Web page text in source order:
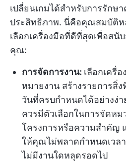
เปลี่ยนเกมได้สำหรับการรักษ
ประสิทธิภาพ. นี่คือคุณสมบัติ
เลือกเครื่องมือที่ดีที่สุดเพื่อสนั
คุณ:
การจัดการงาน: เลือกเครื่
หมายงาน สร้างรายการสิ่
วันที่ครบกำหนดได้อย่างง่า
ควรมีตัวเลือกในการจัดห
โครงการหรือความสำคัญ
ให้คุณไม่พลาดกำหนดเวล
ไม่มีงานใดหลุดรอดไป